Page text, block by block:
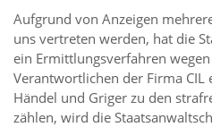
Aufgrund von Anzeigen
uns vertreten werden, hat die
ein Ermittlungsverfahren
Verantwortlichen der Firma CIL
Händel und Griger zu den
zählen, wird die